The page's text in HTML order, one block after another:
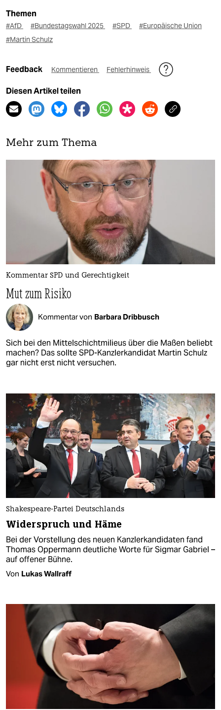
Themen
#AfD #Bundestagswahl 2025 #SPD
#Europäische Union
#Martin Schulz
Feedback Kommentieren Fehlerhinweis
Diesen Artikel teilen
Mehr zum Thema
Kommentar SPD und Gerechtigkeit
Mut zum Risiko
Kommentar von Barbara Dribbusch
Sich bei den Mittelschichtmilieus über die Maßen beliebt
machen? Das sollte SPD-Kanzlerkandidat Martin Schulz
gar nicht erst nicht versuchen.
Shakespeare-Partei Deutschlands
Widerspruch und Häme
Bei der Vorstellung des neuen Kanzlerkandidaten fand
Thomas Oppermann deutliche Worte für Sigmar Gabriel –
auf offener Bühne.
Von Lukas Wallraff